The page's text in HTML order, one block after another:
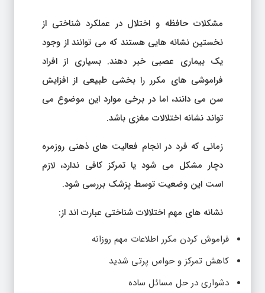
مشکلات حافظه و اختلال در عملکرد شناختی از
نخستین نشانه هایی هستند که می توانند از وجود
یک بیماری عصبی خبر دهند. بسیاری از افراد
فراموشی های مکرر را بخشی طبیعی از افزایش
سن می دانند، اما در برخی موارد این موضوع می
تواند نشانه اختلالات مغزی باشد.
زمانی که فرد در انجام فعالیت های ذهنی روزمره
دچار مشکل می شود یا تمرکز کافی ندارد، لازم
است این وضعیت توسط پزشک بررسی شود.
نشانه های مهم اختلالات شناختی عبارت اند از:
فراموش کردن مکرر اطلاعات مهم روزانه
کاهش تمرکز و حواس پرتی شدید
دشواری در حل مسائل ساده